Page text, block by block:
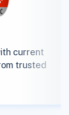
current
trusted